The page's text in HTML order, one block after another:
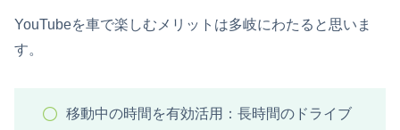
YouTubeを車で楽しむメリットは多岐にわたると思いま
す。
移動中の時間を有効活用：長時間のドライブ